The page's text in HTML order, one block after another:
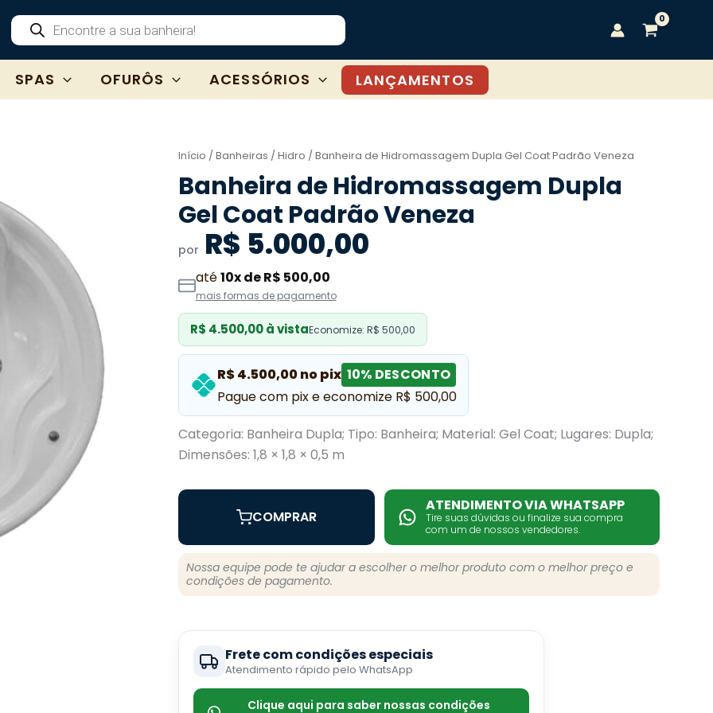
Pesquisar
produtos
SPAS OFURÔS ACESSÓRIOS LANÇAMENTOS
Início /Banheiras /Hidro / Banheira de Hidromassagem Dupla Gel Coat Padrão Veneza
Banheira de Hidromassagem Dupla
Gel Coat Padrão Veneza
por R$ 5.000,00
até10x de R$ 500,00
mais formas de pagamento
R$ 4.500,00 à vistaEconomize: R$ 500,00
R$ 4.500,00 no pix 10% DESCONTO
Pague com pix e economize R$ 500,00
Categoria: Banheira Dupla; Tipo: Banheira; Material: Gel Coat; Lugares: Dupla;
Dimensões: 1,8 × 1,8 × 0,5 m
COMPRAR
ATENDIMENTO VIA WHATSAPP
Tire suas dúvidas ou finalize sua compra
com um de nossos vendedores.
Nossa equipe pode te ajudar a escolher o melhor produto com o melhor preço e
condições de pagamento.
Frete com condições especiais
Atendimento rápido pelo WhatsApp
Clique aqui para saber nossas condições